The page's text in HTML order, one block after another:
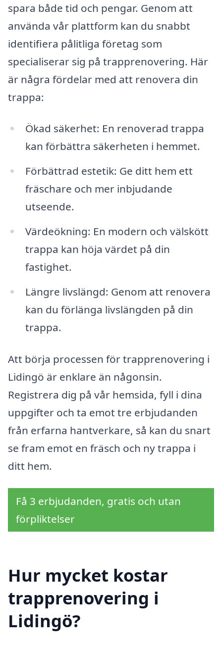
spara både tid och pengar. Genom att
använda vår plattform kan du snabbt
identifiera pålitliga företag som
specialiserar sig på trapprenovering. Här
är några fördelar med att renovera din
trappa:
Ökad säkerhet: En renoverad trappa
kan förbättra säkerheten i hemmet.
Förbättrad estetik: Ge ditt hem ett
fräschare och mer inbjudande
utseende.
Värdeökning: En modern och välskött
trappa kan höja värdet på din
fastighet.
Längre livslängd: Genom att renovera
kan du förlänga livslängden på din
trappa.
Att börja processen för trapprenovering i
Lidingö är enklare än någonsin.
Registrera dig på vår hemsida, fyll i dina
uppgifter och ta emot tre erbjudanden
från erfarna hantverkare, så kan du snart
se fram emot en fräsch och ny trappa i
ditt hem.
Få 3 erbjudanden, gratis och utan
förpliktelser
Hur mycket kostar
trapprenovering i
Lidingö?